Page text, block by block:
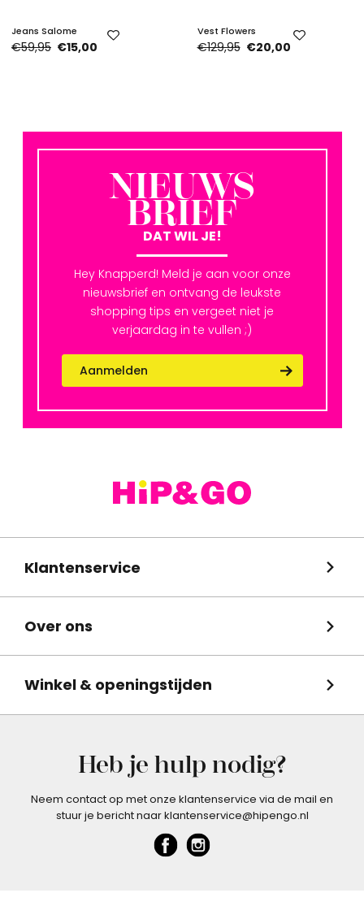
Jeans Salome
€59,95 €15,00
Vest Flowers
€129,95 €20,00
NIEUWS
BRIEF
DAT WIL JE!
Hey Knapperd! Meld je aan voor onze
nieuwsbrief en ontvang de leukste
shopping tips en vergeet niet je
verjaardag in te vullen ;)
Aanmelden
Klantenservice
Over ons
Winkel & openingstijden
Heb je hulp nodig?
Neem contact op met onze klantenservice via de mail en
stuur je bericht naar klantenservice@hipengo.nl